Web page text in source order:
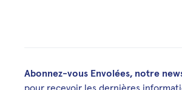
Abonnez-vous Envolées, notre
pour recevoir les dernières